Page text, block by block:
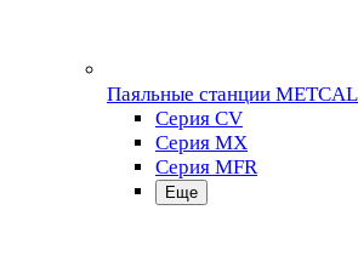
Паяльные станции METCAL
Серия CV
Серия MX
Серия MFR
Еще